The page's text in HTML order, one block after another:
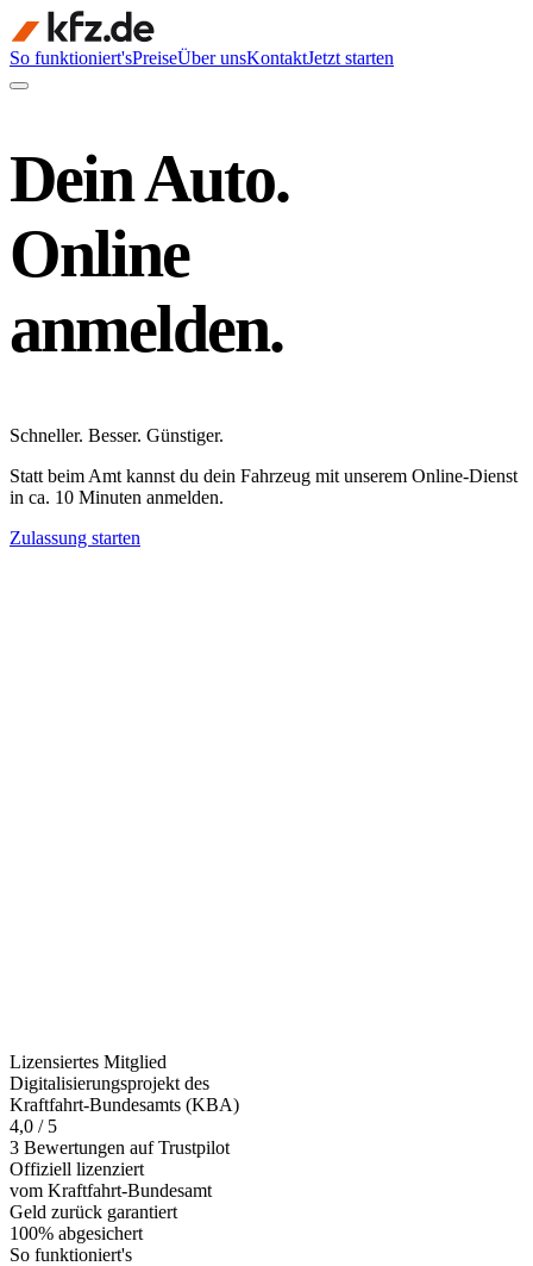
So funktioniert'sPreiseÜber unsKontaktJetzt starten
Dein Auto.
Online
anmelden.
Schneller. Besser. Günstiger.
Statt beim Amt kannst du dein Fahrzeug mit unserem Online-Dienst
in ca. 10 Minuten anmelden.
Zulassung starten
Lizensiertes Mitglied
Digitalisierungsprojekt des
Kraftfahrt-Bundesamts (KBA)
4,0 / 5
3 Bewertungen auf Trustpilot
Offiziell lizenziert
vom Kraftfahrt-Bundesamt
Geld zurück garantiert
100% abgesichert
So funktioniert's